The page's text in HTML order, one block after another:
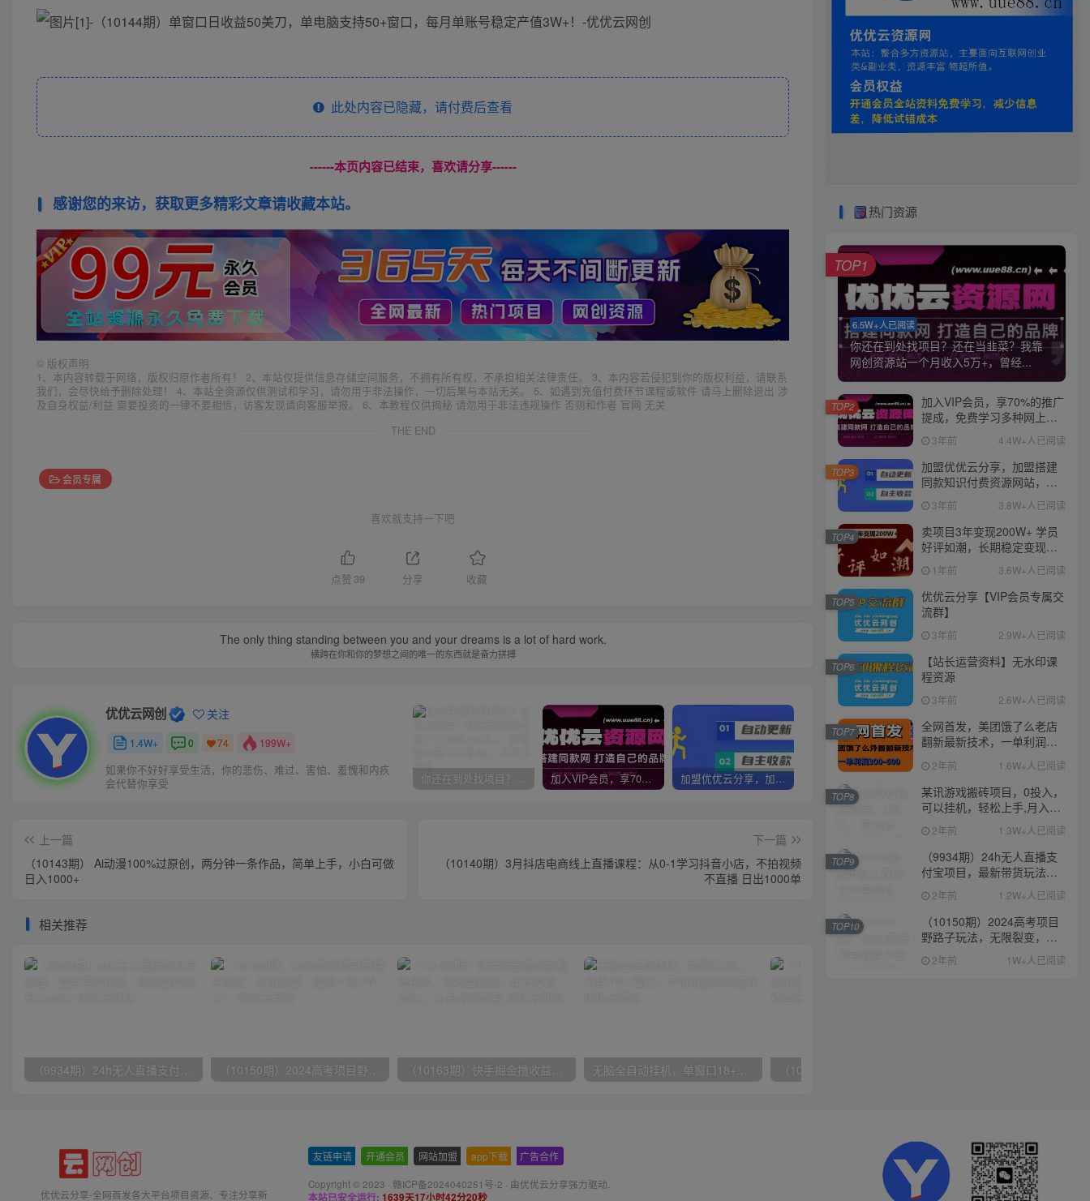
此处内容已隐藏，请付费后查看
------本页内容已结束，喜欢请分享------
感谢您的来访，获取更多精彩文章请收藏本站。
© 版权声明
1、本内容转载于网络，版权归原作者所有！ 2、本站仅提供信息存储空间服务，不拥有所有权，不承担相关法律责任。 3、本内容若侵犯到你的版权利益，请联系
我们，会尽快给予删除处理！ 4、本站全资源仅供测试和学习，请勿用于非法操作，一切后果与本站无关。 5、如遇到充值付费环节课程或软件 请马上删除退出 涉
及自身权益/利益 需要投资的一律不要相信，访客发现请向客服举报。 6、本教程仅供揭秘 请勿用于非法违规操作 否则和作者 官网 无关
THE END
会员专属
喜欢就支持一下吧
点赞 39 分享 收藏
The only thing standing between you and your dreams is a lot of hard work.
横跨在你和你的梦想之间的唯一的东西就是奋力拼搏
优优云网创 关注
1.4W+ 0 74 199W+
如果你不好好享受生活，你的悲伤、难过、害怕、羞愧和内疚
会代替你享受
你还在到处找项目？还在当韭菜？我靠网创资源站一个月收入5万+，曾经我也是个失败者。 加入VIP会员，享70%的推广提成，免费学习多种网上创业课程，菜鸟秒变大神！ 加盟优优云分享，加盟搭建同款知识付费资源网站，实现长期稳定被动收入~
上一篇
（10143期） Ai动漫100%过原创，两分钟一条作品，简单上手，小白可做
日入1000+
下一篇
（10140期）3月抖店电商线上直播课程：从0-1学习抖音小店，不拍视频
不直播 日出1000单
相关推荐
热门资源
6.5W+人已阅读
你还在到处找项目？还在当韭菜？我靠
网创资源站一个月收入5万+，曾经...
TOP1
加入VIP会员，享70%的推广
提成，免费学习多种网上创
业课程，菜鸟秒变大神！
3年前 4.4W+人已阅读
TOP2
加盟优优云分享，加盟搭建
同款知识付费资源网站，实
现长期稳定被动收入~
3年前 3.8W+人已阅读
TOP3
卖项目3年变现200W+ 学员
好评如潮，长期稳定变现，
可以一直干到老！
1年前 3.6W+人已阅读
TOP4
优优云分享【VIP会员专属交
流群】
3年前 2.9W+人已阅读
TOP5
【站长运营资料】无水印课
程资源
3年前 2.6W+人已阅读
TOP6
全网首发，美团饿了么老店
翻新最新技术，一单利润
300-600
2年前 1.6W+人已阅读
TOP7
某讯游戏搬砖项目，0投入，
可以挂机，轻松上手,月入
3000+上不封顶
2年前 1.3W+人已阅读
TOP8
（9934期）24h无人直播支
付宝项目，最新带货玩法，
纯躺赚实测日入500+
2年前 1.2W+人已阅读
TOP9
（10150期）2024高考项目
野路子玩法，无限裂变，最
高一天1W＋！
2年前 1W+人已阅读
TOP10
优优云分享-全网首发各大平台项目资源、专注分享新
友链申请 开通会员 网站加盟 app下载 广告合作
Copyright © 2023 · 赣ICP备2024040251号-2 · 由优优云分享强力驱动.
本站已安全运行: 1639天17小时42分20秒